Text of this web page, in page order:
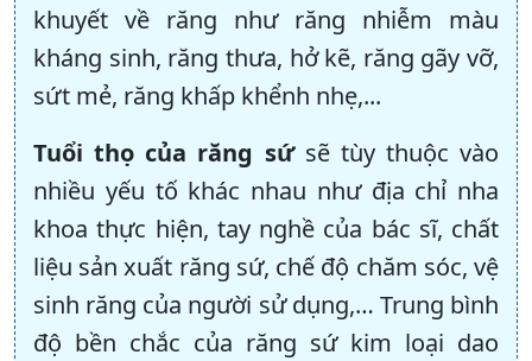
khuyết về răng như răng nhiễm màu
kháng sinh, răng thưa, hở kẽ, răng gãy vỡ,
sứt mẻ, răng khấp khểnh nhẹ,...
Tuổi thọ của răng sứsẽ tùy thuộc vào
nhiều yếu tố khác nhau như địa chỉ nha
khoa thực hiện, tay nghề của bác sĩ, chất
liệu sản xuất răng sứ, chế độ chăm sóc, vệ
sinh răng của người sử dụng,… Trung bình
độ bền chắc của răng sứ kim loại dao